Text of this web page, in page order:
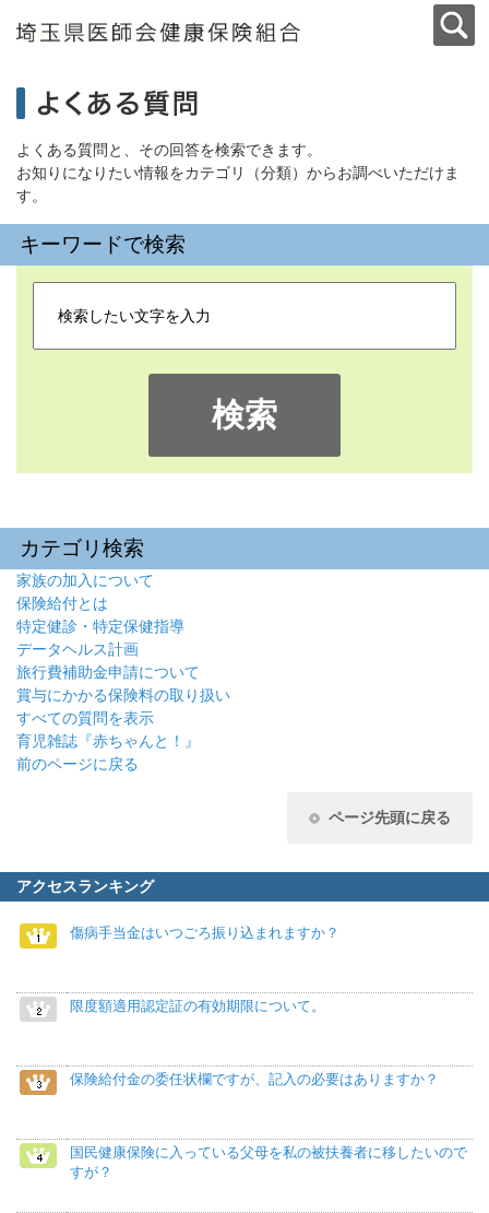
よくある質問と、その回答を検索できます。
お知りになりたい情報をカテゴリ（分類）からお調べいただけま
す。
キーワードで検索
検索
カテゴリ検索
家族の加入について
保険給付とは
特定健診・特定保健指導
データヘルス計画
旅行費補助金申請について
賞与にかかる保険料の取り扱い
すべての質問を表示
育児雑誌『赤ちゃんと！』
前のページに戻る
ページ先頭に戻る
アクセスランキング
傷病手当金はいつごろ振り込まれますか？
限度額適用認定証の有効期限について。
保険給付金の委任状欄ですが、記入の必要はありますか？
国民健康保険に入っている父母を私の被扶養者に移したいので
すが？